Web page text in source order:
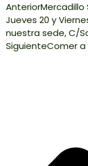
AnteriorMercadillo
Jueves 20 y
nuestra sede, C/
SiguienteComer a